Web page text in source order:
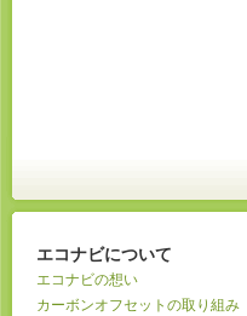
エコナビについて
エコナビの想い
カーボンオフセットの取り組み